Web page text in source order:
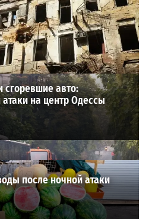
выдержит ли Одесса
2
сгоревшие авто:
на центр Одессы
после ночной атаки